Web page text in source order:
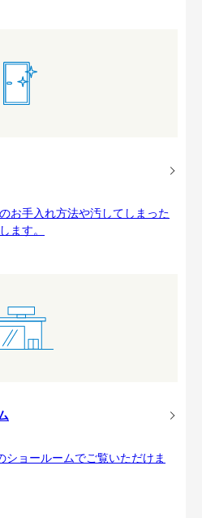
お手入れ方法や汚してしまった
ます。
ショールームでご覧いただけま